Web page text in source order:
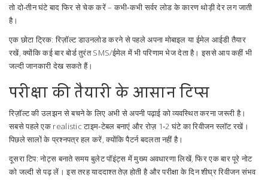
तो दो‑तीन घंटे बाद फिर से चेक करें – कभी‑कभी सर्वर लोड के कारण थोड़ी देर लग जाती
है।
एक छोटा ट्रिक: रिज़ॉल्ट डाउनलोड करने से पहले अपना मोबाइल या ईमेल आईडी तैयार
रखें, क्योंकि कई बार बोर्ड तुरंत SMS/ईमेल में भी परिणाम भेज देता है। इससे आप कहीं भी
जल्दी जानकारी देख सकते हैं।
परीक्षा की तैयारी के आसान टिप्स
रिज़ॉल्ट की उलझन से बचने के लिए अभी से अपनी पढ़ाई को व्यवस्थित करना जरूरी है।
सबसे पहले एक realistic टाइम‑टेबल बनाएं और रोज़ 1‑2 घंटे का रिवीजन स्लॉट रखें।
पिछले सालों के प्रश्नपत्र हल करें, क्योंकि पैटर्न बदलता नहीं है।
दूसरा टिप: नोट्स बनाते समय बुलेट पॉइंट्स में मुख्य अवधारणा लिखें, फिर एक बार पूरे नोट
को जल्दी से पढ़ लें। इस तरह याददाश्त तेज़ होती है और परीक्षा के दिन शीघ्र रिवीजन संभव